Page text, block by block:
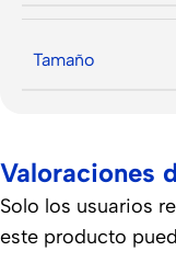
Tamaño
Valoraciones
Solo los usuarios
este producto